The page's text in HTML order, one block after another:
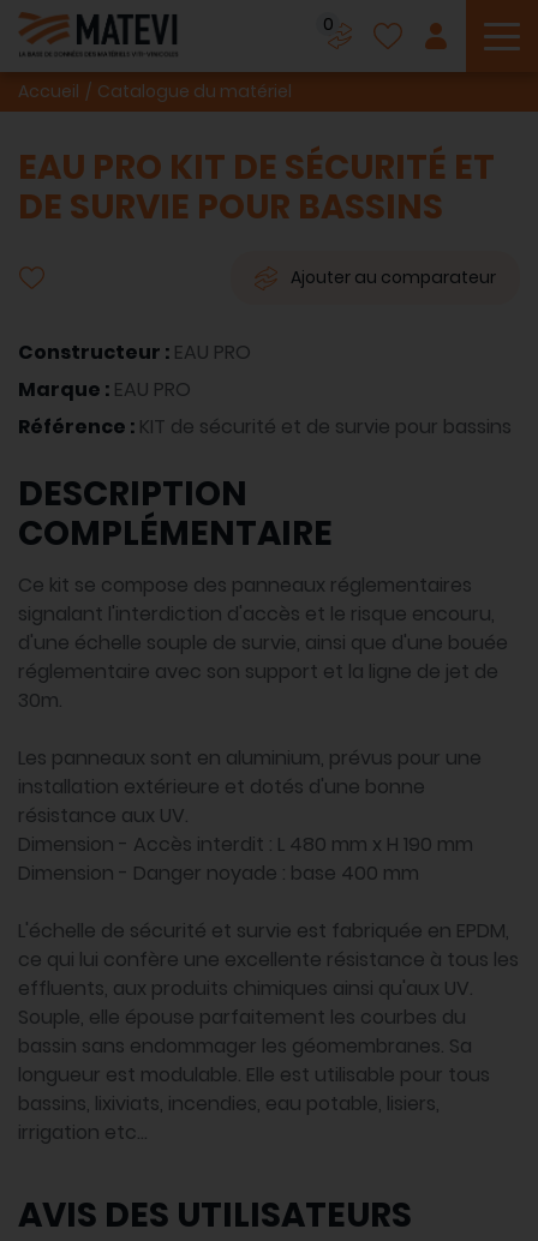
0
Accueil Catalogue du matériel
EAU PRO KIT DE SÉCURITÉ ET
DE SURVIE POUR BASSINS
Ajouter au comparateur
Constructeur : EAU PRO
Marque : EAU PRO
Référence : KIT de sécurité et de survie pour bassins
DESCRIPTION
COMPLÉMENTAIRE
Ce kit se compose des panneaux réglementaires
signalant l'interdiction d'accès et le risque encouru,
d'une échelle souple de survie, ainsi que d'une bouée
réglementaire avec son support et la ligne de jet de
30m.
Les panneaux sont en aluminium, prévus pour une
installation extérieure et dotés d'une bonne
résistance aux UV.
Dimension - Accès interdit : L 480 mm x H 190 mm
Dimension - Danger noyade : base 400 mm
L'échelle de sécurité et survie est fabriquée en EPDM,
ce qui lui confère une excellente résistance à tous les
effluents, aux produits chimiques ainsi qu'aux UV.
Souple, elle épouse parfaitement les courbes du
bassin sans endommager les géomembranes. Sa
longueur est modulable. Elle est utilisable pour tous
bassins, lixiviats, incendies, eau potable, lisiers,
irrigation etc...
AVIS DES UTILISATEURS